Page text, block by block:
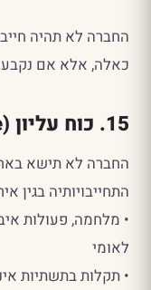
החברה לא תהיה
כאלה, אלא אם
15. כוח עליון (Force Majeure)
החברה לא תישא
התחייבויותיה בגין
• מלחמה, פעולות
לאומי
• תקלות בתשתיות